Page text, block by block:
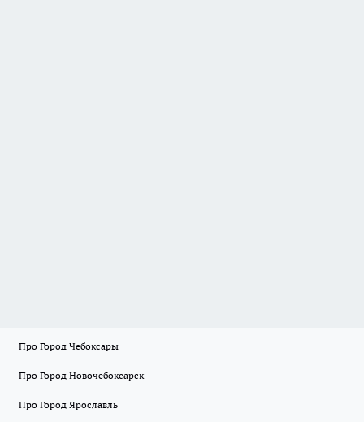
Про Город Чебоксары
Про Город Новочебоксарск
Про Город Ярославль